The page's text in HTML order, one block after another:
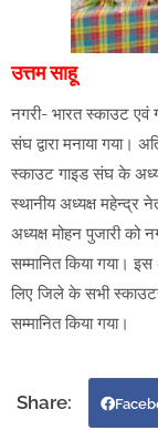
उत्तम साहू
नगरी- भारत स्काउट एवं
संघ द्वारा मनाया गया।
स्काउट गाइड संघ के
स्थानीय अध्यक्ष महेन्द्र
अध्यक्ष मोहन पुजारी को
सम्मानित किया गया।
लिए जिले के सभी
सम्मानित किया गया।